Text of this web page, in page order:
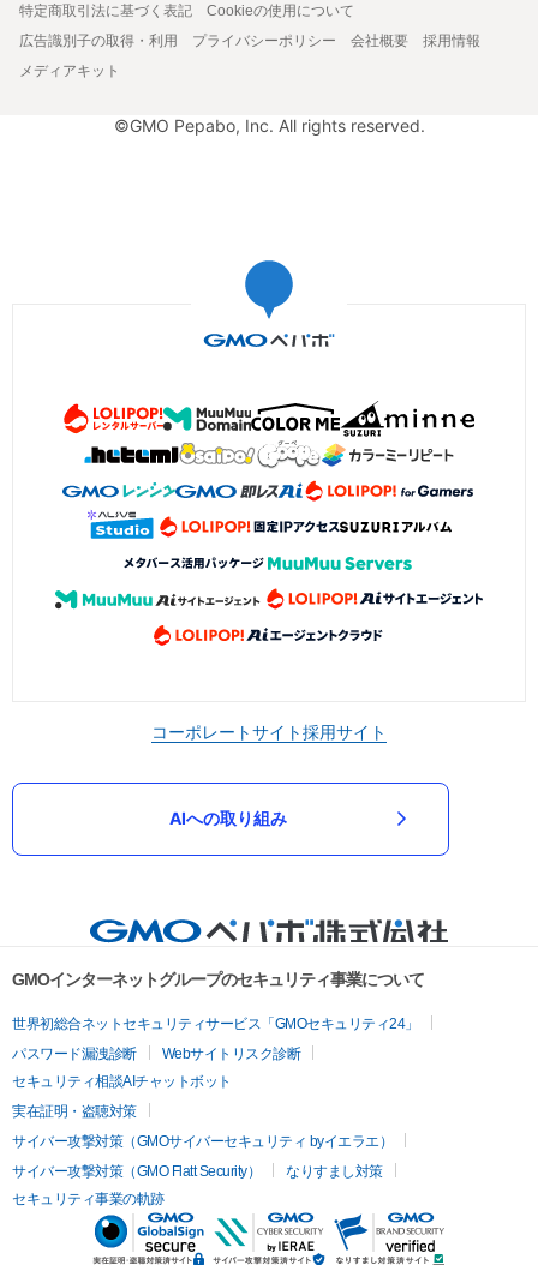
特定商取引法に基づく表記
Cookieの使用について
広告識別子の取得・利用
プライバシーポリシー 会社概要
採用情報
メディアキット
©GMO Pepabo, Inc. All rights reserved.
コーポレートサイト採用サイト
AIへの取り組み
GMOインターネットグループのセキュリティ事業について
世界初総合ネットセキュリティサービス「GMOセキュリティ24」
パスワード漏洩診断
Webサイトリスク診断
セキュリティ相談AIチャットボット
実在証明・盗聴対策
サイバー攻撃対策（GMOサイバーセキュリティ byイエラエ）
サイバー攻撃対策（GMO Flatt Security）
なりすまし対策
セキュリティ事業の軌跡